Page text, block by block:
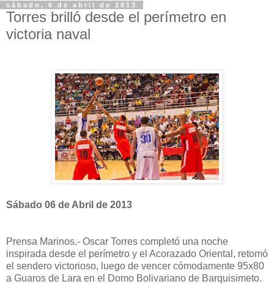
sábado, 6 de abril de 2013
Torres brilló desde el perímetro en
victoria naval
Sábado 06 de Abril de 2013
Prensa Marinos.- Oscar Torres completó una noche
inspirada desde el perímetro y el Acorazado Oriental, retomó
el sendero victorioso, luego de vencer cómodamente 95x80
a Guaros de Lara en el Domo Bolivariano de Barquisimeto.